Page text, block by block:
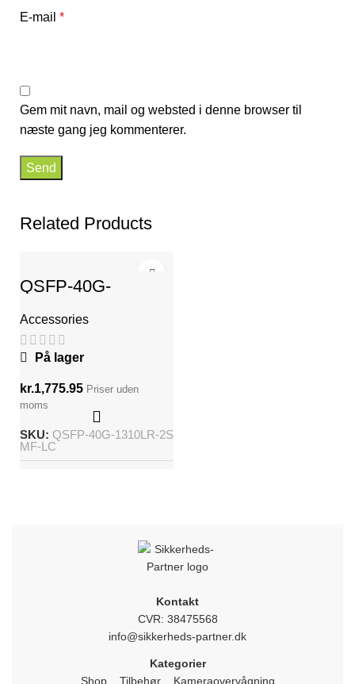
E-mail *
Gem mit navn, mail og websted i denne browser til
næste gang jeg kommenterer.
Related Products
QSFP-40G-
1310LR-2SMF-LC
Accessories
På lager
kr.1,775.95 Priser uden
moms
SKU: QSFP-40G-1310LR-2S
MF-LC
Kontakt
CVR: 38475568
info@sikkerheds-partner.dk
Kategorier
Shop
Tilbehør Kameraovervågning